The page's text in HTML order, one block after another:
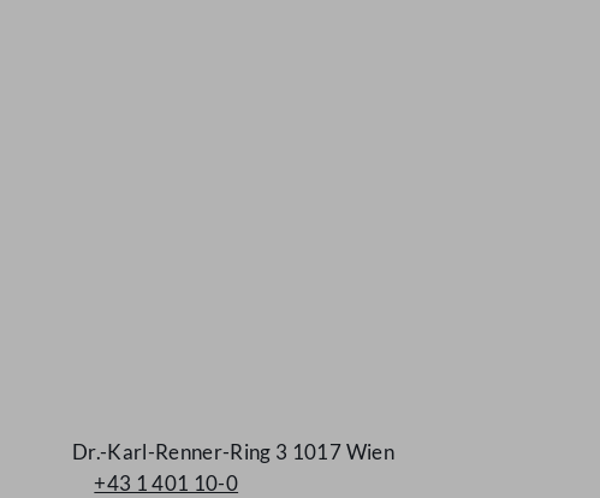
Dr.-Karl-Renner-Ring 3 1017 Wien
+43 1 401 10-0